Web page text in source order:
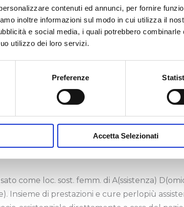
contenuti ed annunci, per fornire
inoltre informazioni sul modo in cui utilizza il
e social media, i quali potrebbero
utilizzo dei loro servizi.
Preferenze
Accetta Selezionati
come sost. femm. di A(ssistenza)
domiciliare che prevede prestazioni
integrate con servizi socio-assistenziali,
(anziani, pazienti da poco dimessi
come loc. sost. femm. di A(ssistenza)
Modello diassistenza domiciliareche
come loc. sost. femm. di A(ssistenza)
Insieme di prestazioni e cure perlopiù